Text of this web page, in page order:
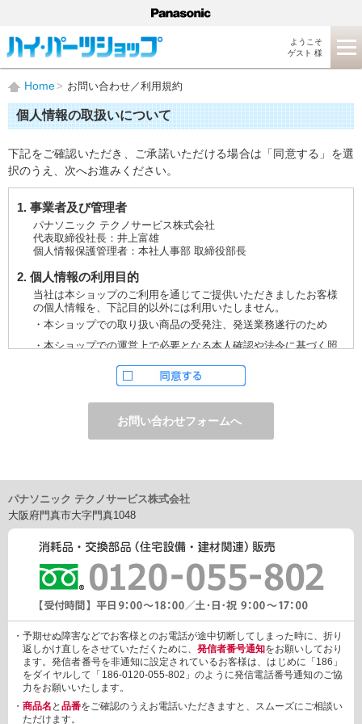
ようこそ
ゲスト 様
Home お問い合わせ／利用規約
個人情報の取扱いについて
下記をご確認いただき、ご承諾いただける場合は「同意する」を選
択のうえ、次へお進みください。
1. 事業者及び管理者
パナソニック テクノサービス株式会社
代表取締役社長：井上富雄
個人情報保護管理者：本社人事部 取締役部長
2. 個人情報の利用目的
当社は本ショップのご利用を通じてご提供いただきましたお客様
の個人情報を、下記目的以外には利用いたしません。
・本ショップでの取り扱い商品の受発注、発送業務遂行のため
・本ショップでの運営上で必要となる本人確認や法令に基づく照
ただし、お申し込みフォーム上でご希望の方のみに、下記サービ
・電子メール、ダイレクトメールなどによる情報のご提供
（1）ご提供情報の分野
・住宅関連設備・建材、家電製品、住まいづくり(新築・リフォー
車載関連商品など
（2）ご提供情報の概要
・商品、サービスに関するご提案
・商品サポート、メンテナンスに関するご提案
・キャンペーン、フェアー、イベントに関する情報ご提供
・アンケート、商品モニターに関する情報ご提供など
3. 個人情報の提供
あらかじめご本人様からご了解いただいている場合や法令で認め
られている場合を除き、個人情報を第三者に提供または開示いた
しません。
しかしながら、お客様がクレジットカード決済をご利用される場
合に限り、カード発行会社が行なう不正利用検知・防止「3Dセキ
ュア2.0」のために、お客様が利用するカード発行会社及び、決済
代行会社：GMOペイメントゲートウェイ（第三者）に、下記の情
報を開示し、本人認証を行います。
・金額など、決済に関する情報
パナソニック テクノサービス株式会社
大阪府門真市大字門真1048
・予期せぬ障害などでお客様とのお電話が途中切断してしまった時に、折り
返しかけ直しをさせていただくために、 発信者番号通知をお願いしており
ます。発信者番号を非通知に設定されているお客様は、はじめに「186」
をダイヤルして「186-0120-055-802」のように発信電話番号通知のご協
力をお願いいたします。
・ 商品名 と 品番をご確認のうえお電話いただきますと、スムーズにご相談い
ただけます。